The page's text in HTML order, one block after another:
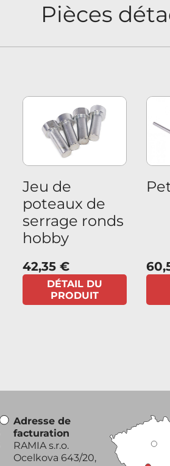
Pièces
Jeu de
poteaux de
serrage ronds
hobby
42,35 €
DÉTAIL DU
PRODUIT
Adresse de
facturation
RAMIA s.r.o.
Ocelkova 643/20,